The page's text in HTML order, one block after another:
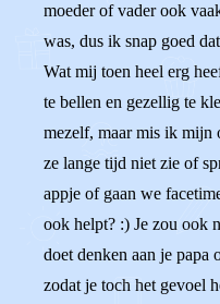
moeder of vader ook
was, dus ik snap goed
Wat mij toen heel erg
te bellen en gezellig te
mezelf, maar mis ik mijn
ze lange tijd niet zie of
appje of gaan we
ook helpt? :) Je zou ook
doet denken aan je papa
zodat je toch het gevoel